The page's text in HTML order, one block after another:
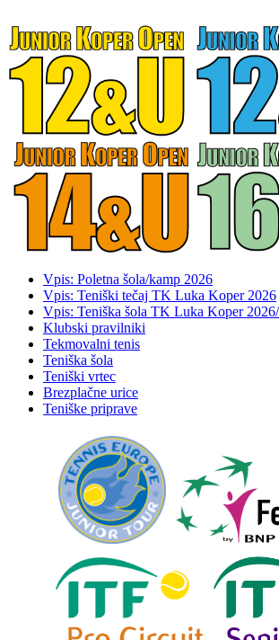
Vpis: Poletna šola/kamp 2026
Vpis: Teniški tečaj TK Luka Koper 2026
Vpis: Teniška šola TK Luka Koper
Klubski pravilniki
Tekmovalni tenis
Teniška šola
Teniški vrtec
Brezplačne urice
Teniške priprave